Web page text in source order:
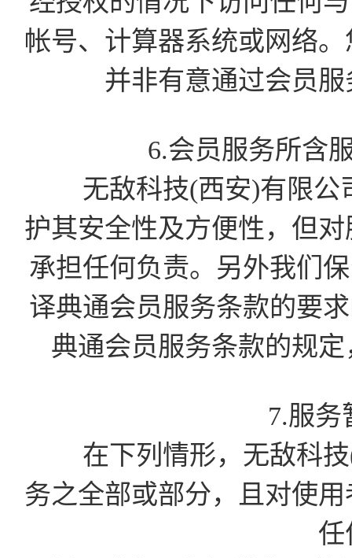
帐号、计算器系统或网络
并非有意通过会员
6.会员服务所含
无敌科技(西安)有限公
护其安全性及方便性，但
承担任何负责。另外我们
译典通会员服务条款的要
典通会员服务条款的规
7.服务
在下列情形，无敌科技(
务之全部或部分，且对使
任